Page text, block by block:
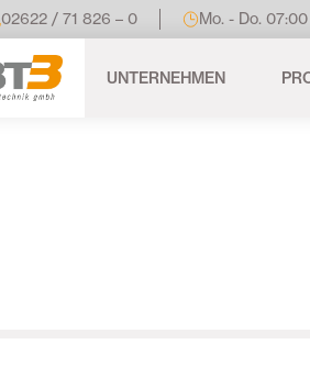
02622 / 71 826 – 0 Mo. - Do.
UNTERNEHMEN